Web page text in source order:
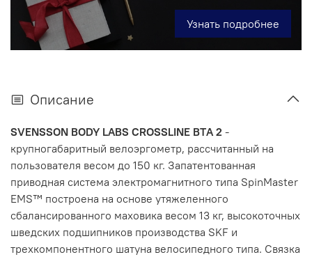
Узнать подробнее
Описание
SVENSSON BODY LABS CROSSLINE BТA 2 -
крупногабаритный велоэргометр, рассчитанный на
пользователя весом до 150 кг. Запатентованная
приводная система электромагнитного типа SpinMaster
EMS™ построена на основе утяжеленного
сбалансированного маховика весом 13 кг, высокоточных
шведских подшипников производства SKF и
трехкомпонентного шатуна велосипедного типа. Связка